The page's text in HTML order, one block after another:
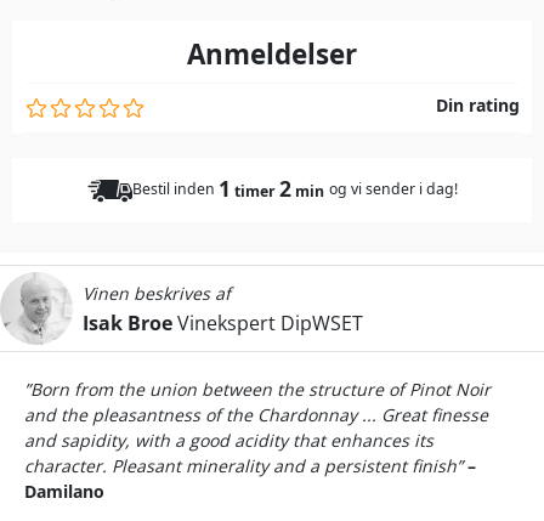
Anmeldelser
Din rating
Bestil inden 1 timer2 min og vi sender i dag!
Vinen beskrives af
Isak BroeVinekspert DipWSET
”Born from the union between the structure of Pinot Noir
and the pleasantness of the Chardonnay ... Great finesse
and sapidity, with a good acidity that enhances its
character. Pleasant minerality and a persistent finish” –
Damilano